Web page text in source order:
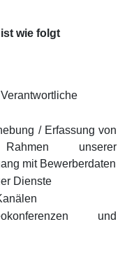
wie folgt
/ Erfassung von
unserer
mit Bewerberdaten
Dienste
und